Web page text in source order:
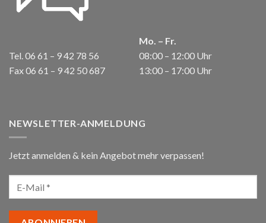
Tel. 06 61 – 9 42 78 56
Fax 06 61 – 9 42 50 687
Mo. – Fr.
08:00 – 12:00 Uhr
13:00 – 17:00 Uhr
NEWSLETTER-ANMELDUNG
Jetzt anmelden & kein Angebot mehr verpassen!